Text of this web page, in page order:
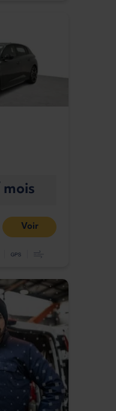
Voir